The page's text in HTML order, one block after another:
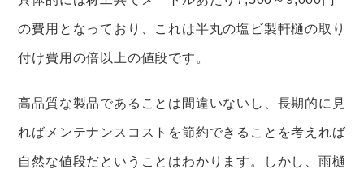
の費用となっており、これは半丸の塩ビ製軒樋の取り
付け費用の倍以上の値段です。
高品質な製品であることは間違いないし、長期的に見
ればメンテナンスコストを節約できることを考えれば
自然な値段だということはわかります。しかし、雨樋